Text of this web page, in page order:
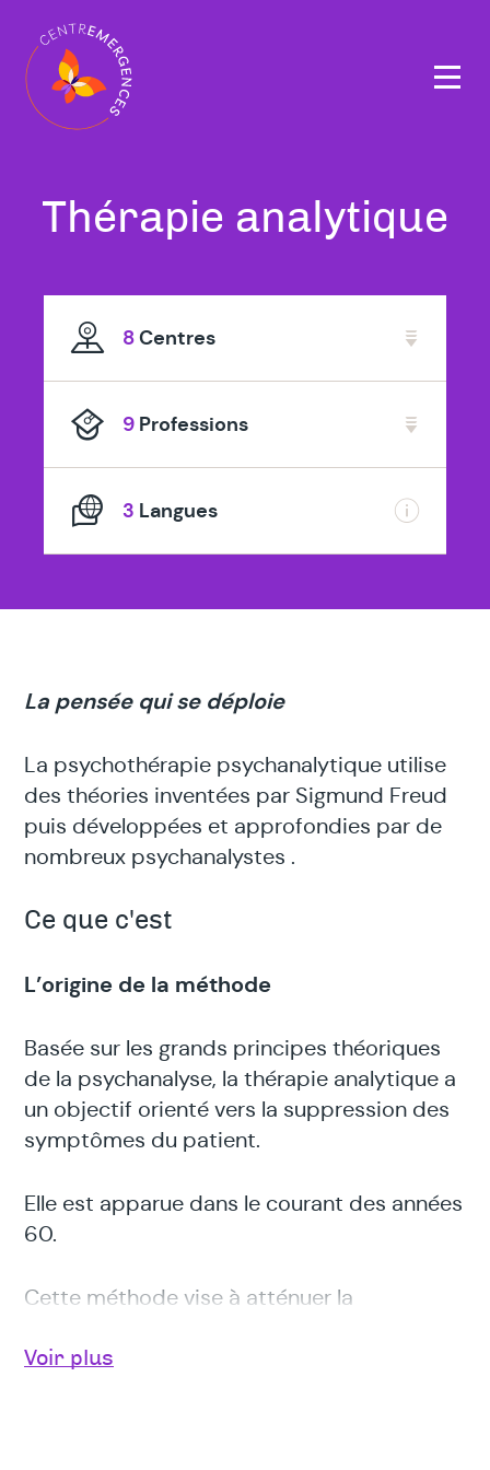
Tous
thérapeutes
spécialisé
en
Thérapie analytique
8Centres
9 Professions
3 Langues
Navigation
principale
La pensée qui se déploie
La psychothérapie psychanalytique utilise
des théories inventées par Sigmund Freud
puis développées et approfondies par de
nombreux psychanalystes .
Ce que c'est
L’origine de la méthode
Basée sur les grands principes théoriques
de la psychanalyse, la thérapie analytique a
un objectif orienté vers la suppression des
symptômes du patient.
Elle est apparue dans le courant des années
60.
Cette méthode vise à atténuer la
patient des outils pour mieux gérer sa vie
Voir plus